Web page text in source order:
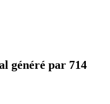
généré par 714